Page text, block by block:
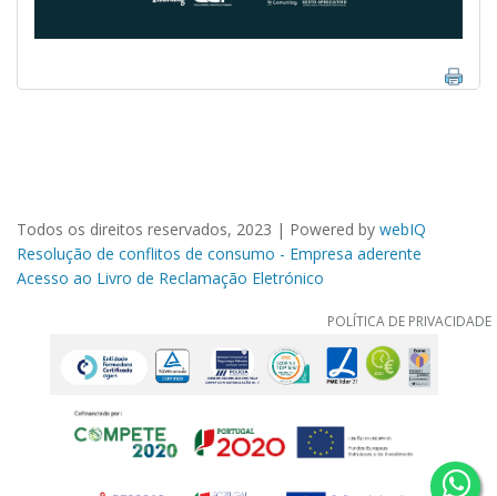
Todos os direitos reservados, 2023 | Powered by webIQ
Resolução de conflitos de consumo - Empresa aderente
Acesso ao Livro de Reclamação Eletrónico
POLÍTICA DE PRIVACIDADE